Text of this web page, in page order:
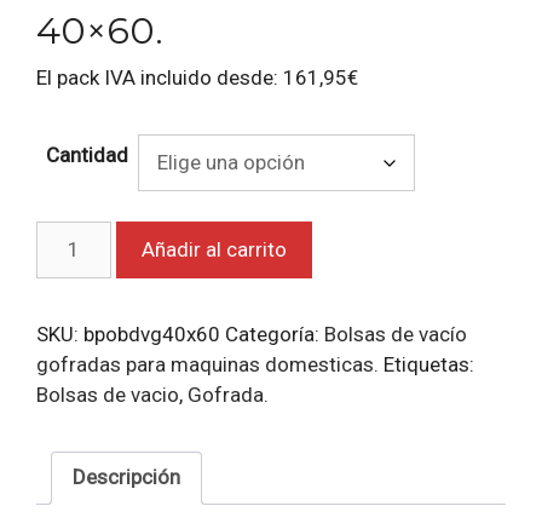
40×60.
El pack IVA incluido desde: 161,95€
Cantidad
gofradas
40x60.
cantidad
Añadir al carrito
SKU: bpobdvg40x60 Categoría: Bolsas de vacío
gofradas para maquinas domesticas. Etiquetas:
Bolsas de vacio, Gofrada.
Descripción